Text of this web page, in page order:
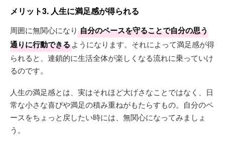
メリット3. 人生に満足感が得られる
周囲に無関心になり 自分のペースを守ることで自分の思う
通りに行動できるようになります。それによって満足感が得
られると、連鎖的に生活全体が楽しくなる流れに乗っていけ
るのです。
人生の満足感とは、実はそれほど大げさなことではなく、日
常な小さな喜びや満足の積み重ねがもたらすもの。自分のペ
ースをちょっと戻したい時には、無関心になってみましょ
う。